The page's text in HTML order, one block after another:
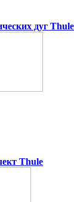
дуг
Thule